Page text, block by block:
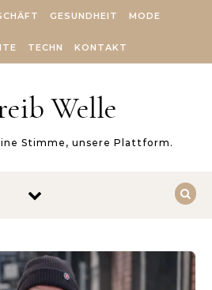
GESUNDHEIT MODE
TECHN KONTAKT
Welle
Stimme, unsere Plattform.